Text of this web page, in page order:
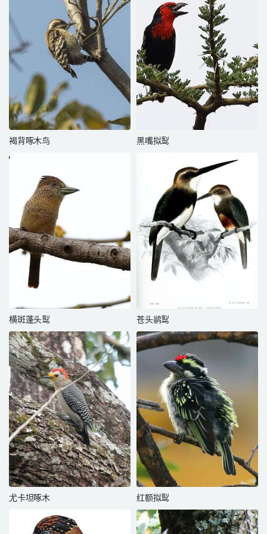
褐背啄木鸟 黑嘴拟䴕
横斑蓬头䴕 苍头鹟䴕
尤卡坦啄木 红额拟䴕